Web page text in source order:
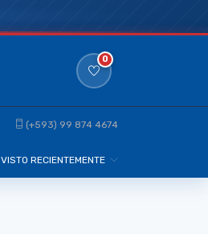
0
(+593) 99 874 4674
VISTO RECIENTEMENTE